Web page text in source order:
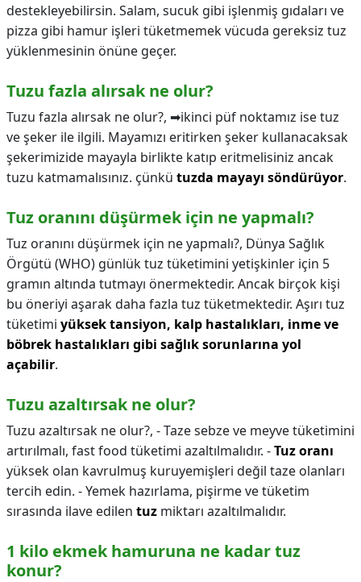
destekleyebilirsin. Salam, sucuk gibi işlenmiş gıdaları ve
pizza gibi hamur işleri tüketmemek vücuda gereksiz tuz
yüklenmesinin önüne geçer.
Tuzu fazla alırsak ne olur?
Tuzu fazla alırsak ne olur?, ➡ikinci püf noktamız ise tuz
ve şeker ile ilgili. Mayamızı eritirken şeker kullanacaksak
şekerimizide mayayla birlikte katıp eritmelisiniz ancak
tuzu katmamalısınız. çünkü tuzda mayayı söndürüyor.
Tuz oranını düşürmek için ne yapmalı?
Tuz oranını düşürmek için ne yapmalı?, Dünya Sağlık
Örgütü (WHO) günlük tuz tüketimini yetişkinler için 5
gramın altında tutmayı önermektedir. Ancak birçok kişi
bu öneriyi aşarak daha fazla tuz tüketmektedir. Aşırı tuz
tüketimi yüksek tansiyon, kalp hastalıkları, inme ve
böbrek hastalıkları gibi sağlık sorunlarına yol
açabilir.
Tuzu azaltırsak ne olur?
Tuzu azaltırsak ne olur?, - Taze sebze ve meyve tüketimini
artırılmalı, fast food tüketimi azaltılmalıdır. -Tuz oranı
yüksek olan kavrulmuş kuruyemişleri değil taze olanları
tercih edin. - Yemek hazırlama, pişirme ve tüketim
sırasında ilave edilen tuz miktarı azaltılmalıdır.
1 kilo ekmek hamuruna ne kadar tuz
konur?